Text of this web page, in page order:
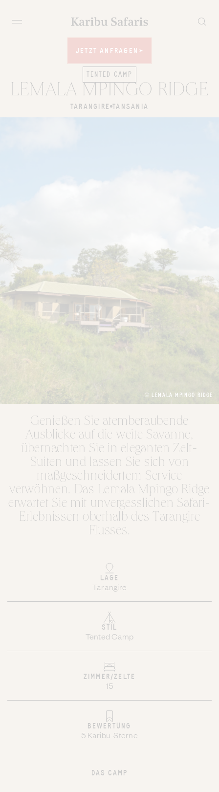
JETZT ANFRAGEN
JETZT ANFRAGEN
TENTED CAMP
LEMALA MPINGO RIDGE
TARANGIRE TANSANIA
© LEMALA MPINGO RIDGE
Genießen Sie atemberaubende
Ausblicke auf die weite Savanne,
übernachten Sie in eleganten Zelt-
Suiten und lassen Sie sich von
maßgeschneidertem Service
verwöhnen. Das Lemala Mpingo Ridge
erwartet Sie mit unvergesslichen Safari-
Erlebnissen oberhalb des Tarangire
Flusses.
LAGE
Tarangire
STIL
Tented Camp
ZIMMER/ZELTE
15
BEWERTUNG
5 Karibu-Sterne
DAS CAMP